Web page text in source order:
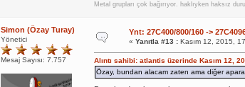
Metal grupları çok bağırıyor. haklıyken haksız
Simon (Özay Turay)
Yönetici
Mesaj Sayısı: 7.757
Ynt: 27C400/800/160 ->
« Yanıtla #13 :Kasım 12, 2015,
Alıntı sahibi: atlantis üzerinde Kasım 12,
Özay, bundan alacam zaten ama diğer